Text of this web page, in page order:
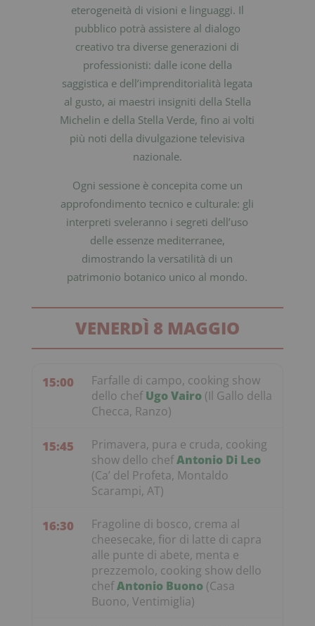
eterogeneità di visioni e linguaggi. Il
pubblico potrà assistere al dialogo
creativo tra diverse generazioni di
professionisti: dalle icone della
saggistica e dell’imprenditorialità legata
al gusto, ai maestri insigniti della Stella
Michelin e della Stella Verde, fino ai volti
più noti della divulgazione televisiva
nazionale.
Ogni sessione è concepita come un
approfondimento tecnico e culturale: gli
interpreti sveleranno i segreti dell’uso
delle essenze mediterranee,
dimostrando la versatilità di un
patrimonio botanico unico al mondo.
VENERDÌ 8 MAGGIO
15:00
Farfalle di campo, cooking show
dello chefUgo Vairo(Il Gallo della
Checca, Ranzo)
15:45
Primavera, pura e cruda, cooking
show dello chefAntonio Di Leo
(Ca’ del Profeta, Montaldo
Scarampi, AT)
16:30
Fragoline di bosco, crema al
cheesecake, fior di latte di capra
alle punte di abete, menta e
prezzemolo, cooking show dello
chefAntonio Buono(Casa
Buono, Ventimiglia)